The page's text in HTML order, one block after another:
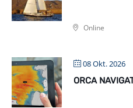
Online
08 Okt. 2026
ORCA